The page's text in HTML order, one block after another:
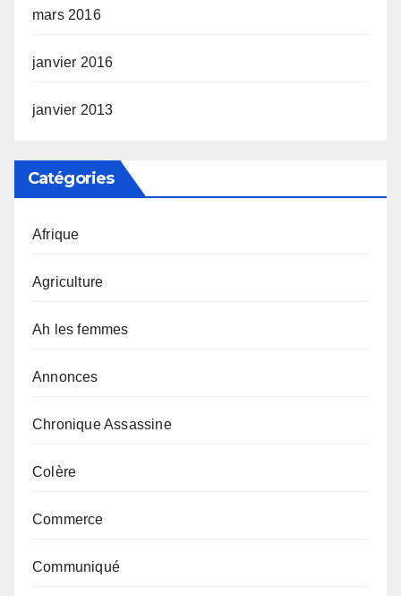
mars 2016
janvier 2016
janvier 2013
Catégories
Afrique
Agriculture
Ah les femmes
Annonces
Chronique Assassine
Colère
Commerce
Communiqué